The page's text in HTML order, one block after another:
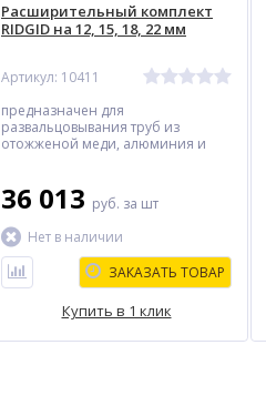
Расширительный комплект
RIDGID на 12, 15, 18, 22 мм
Артикул: 10411
предназначен для
развальцовывания труб из
отожженой меди, алюминия и
36 013 руб. за шт
Нет в наличии
ЗАКАЗАТЬ ТОВАР
Купить в 1 клик